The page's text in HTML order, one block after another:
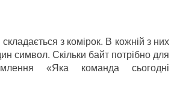
з комірок. В кожній з них
символ. Скільки байт потрібно для
«Яка команда сьогодні